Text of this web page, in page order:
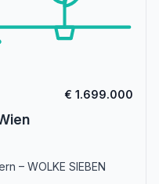
€ 1.699.000
– WOLKE SIEBEN